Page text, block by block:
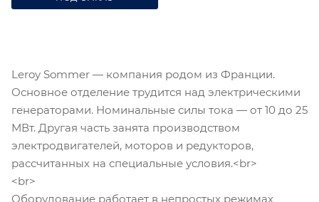
Leroy Sommer — компания родом из Франции.
Основное отделение трудится над электрическими
генераторами. Номинальные силы тока — от 10 до 25
МВт. Другая часть занята производством
электродвигателей, моторов и редукторов,
рассчитанных на специальные условия.<br>
<br>
Оборудование работает в непростых режимах